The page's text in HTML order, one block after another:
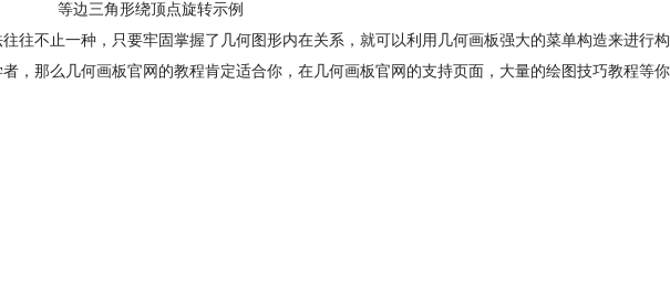
等边三角形绕顶点旋转示例
往不止一种，只要牢固掌握了几何图形内在关系，就可以利用几何画板强大的菜单构造来进行构
，那么几何画板官网的教程肯定适合你，在几何画板官网的支持页面，大量的绘图技巧教程等你